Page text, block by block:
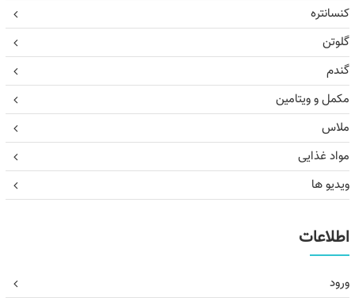
کنسانتره
گلوتن
گندم
مکمل و ویتامین
ملاس
مواد غذایی
ویدیو ها
اطلاعات
ورود